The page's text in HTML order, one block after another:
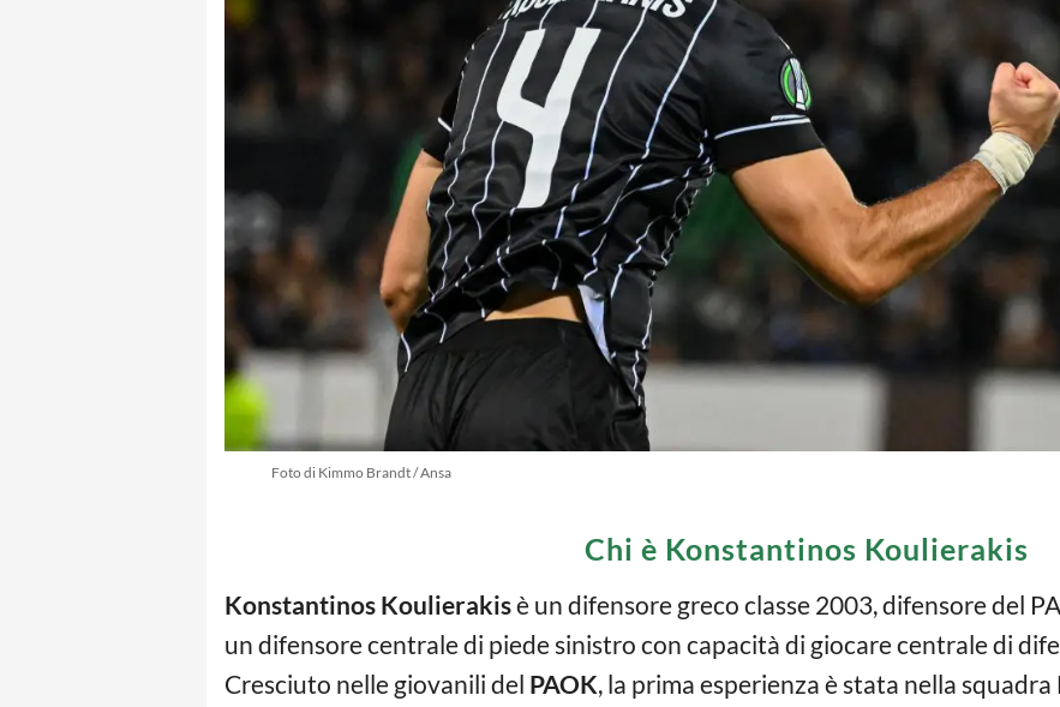
Foto di Kimmo Brandt / Ansa
Chi è Konstantinos Koulierakis
Konstantinos Koulierakisè un difensore greco classe 2003, difensore del
un difensore centrale di piede sinistro con capacità di giocare centrale di
Cresciuto nelle giovanili del PAOK, la prima esperienza è stata nella squadra